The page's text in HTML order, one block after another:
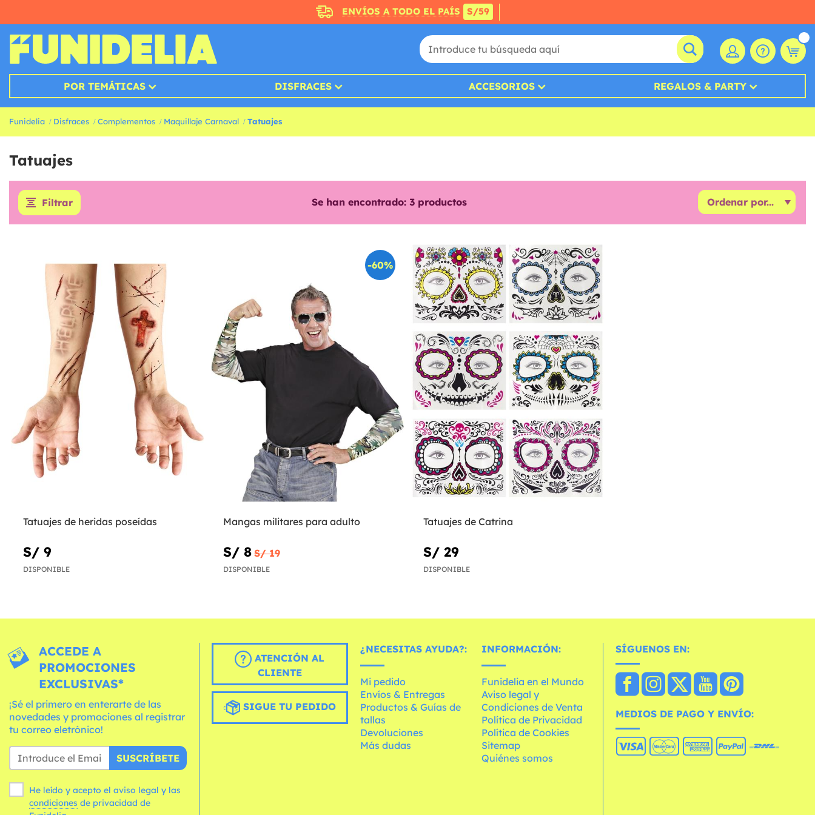
ENVÍOS A TODO EL PAÍS S/59
POR TEMÁTICAS DISFRACES ACCESORIOS REGALOS & PARTY
Funidelia Disfraces Complementos Maquillaje Carnaval Tatuajes
Tatuajes
Filtrar Se han encontrado: 3 productos
Tatuajes de heridas poseídas
S/ 9
DISPONIBLE
-60%
Mangas militares para adulto
S/ 8 S/ 19
DISPONIBLE
Tatuajes de Catrina
S/ 29
DISPONIBLE
ACCEDE A
PROMOCIONES
EXCLUSIVAS*
¡Sé el primero en enterarte de las
novedades y promociones al registrar
tu correo eletrónico!
SUSCRÍBETE
He leído y acepto el aviso legal y las
condiciones
ATENCIÓN AL
CLIENTE
SIGUE TU PEDIDO
¿NECESITAS AYUDA?:
Mi pedido
Envíos & Entregas
Productos & Guías de
tallas
Devoluciones
Más dudas
INFORMACIÓN:
Funidelia en el Mundo
Aviso legal y
Condiciones de Venta
Política de Privacidad
Política de Cookies
Sitemap
Quiénes somos
SÍGUENOS EN:
MEDIOS DE PAGO Y ENVÍO: